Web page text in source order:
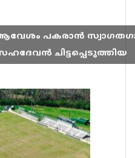
പകരാൻ
ചിട്ടപ്പെടുത്തിയ